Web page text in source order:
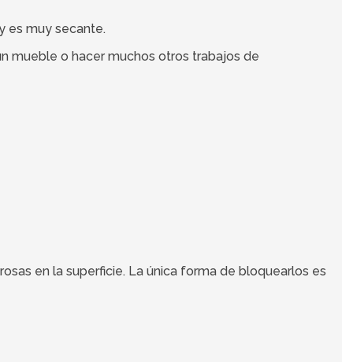
es muy secante.
mueble o hacer muchos otros trabajos de
en la superficie. La única forma de bloquearlos es